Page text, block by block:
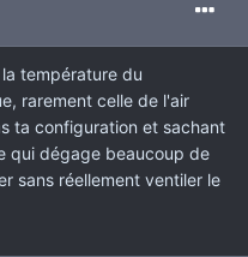
température du
rarement celle de l'air
ta configuration et sachant
qui dégage beaucoup de
sans réellement ventiler le